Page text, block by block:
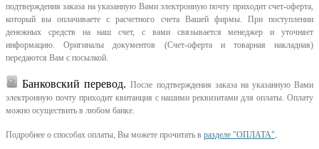
подтверждения заказа на указанную Вами электронную почту приходит счет-оферта,
который вы оплачиваете с расчетного счета Вашей фирмы. При поступлении
денежных средств на наш счет, с вами связывается менеджер и уточняет
информацию. Оригиналы документов (Счет-оферта и товарная накладная)
передаются Вам с посылкой.
Банковский перевод. После подтверждения заказа на указанную Вами
электронную почту приходит квитанция с нашими реквизитами для оплаты. Оплату
можно осуществить в любом банке.
Подробнее о способах оплаты, Вы можете прочитать в разделе "ОПЛАТА"